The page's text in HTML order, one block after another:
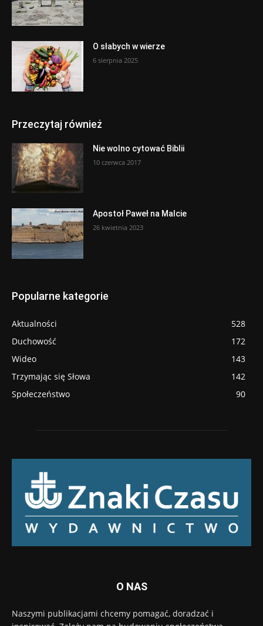
O słabych w wierze
6 sierpnia 2025
Przeczytaj również
Nie wolno cytować Biblii
10 czerwca 2017
Apostoł Paweł na Malcie
26 kwietnia 2023
Popularne kategorie
Aktualności
528
Duchowość
172
Wideo
143
Trzymając się Słowa
142
Społeczeństwo
90
O NAS
Naszymi publikacjami chcemy pomagać, doradzać i